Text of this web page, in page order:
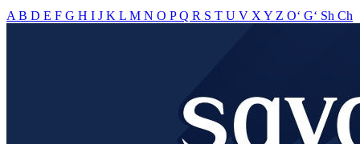
A B D E F G H I J K L M N O PQ R S T U V X Y Z O‘ G‘ Sh Ch